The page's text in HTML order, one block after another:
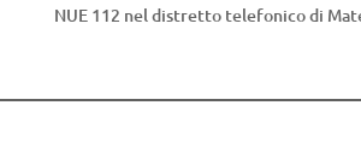
NUE 112 nel distretto telefonico di